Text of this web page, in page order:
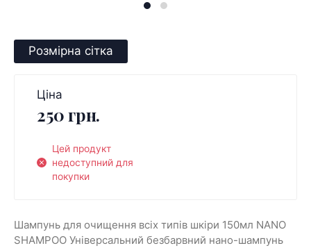
Розмірна сітка
Ціна
250 грн.
Цей продукт
недоступний для
покупки
Шампунь для очищення всіх типів шкіри 150мл NANO
SHAMPOO Універсальний безбарвний нано-шампунь